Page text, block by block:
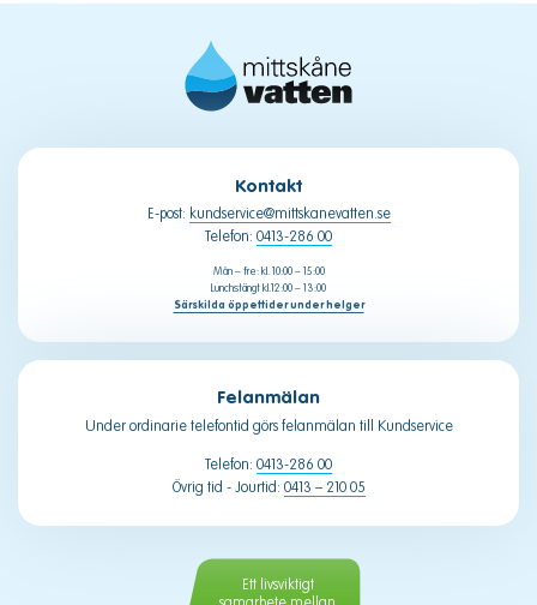
Ett livsviktigt
Kontakt
E-post: kundservice@mittskanevatten.se
Telefon: 0413-286 00
Mån – fre: kl. 10:00 – 15:00
Lunchstängt kl.12:00 – 13:00
Särskilda öppettider under helger
Felanmälan
Under ordinarie telefontid görs felanmälan till Kundservice
Telefon: 0413-286 00
Övrig tid - Jourtid: 0413 – 210 05